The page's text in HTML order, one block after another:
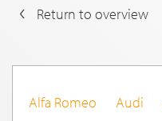
Return to overview
Alfa Romeo Audi